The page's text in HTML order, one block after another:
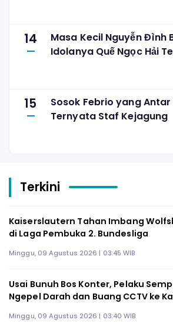
14
Masa Kecil Nguyễn Đình
Idolanya Quế Ngọc Hải
15
Sosok Febrio yang
Ternyata Staf Kejagung
Terkini
Kaiserslautern Tahan Imbang
di Laga Pembuka 2. Bundesliga
Minggu, 09 Agustus 2026 | 03:45 WIB
Usai Bunuh Bos Konter, Pelaku
Ngepel Darah dan Buang CCTV ke
Minggu, 09 Agustus 2026 | 03:40 WIB